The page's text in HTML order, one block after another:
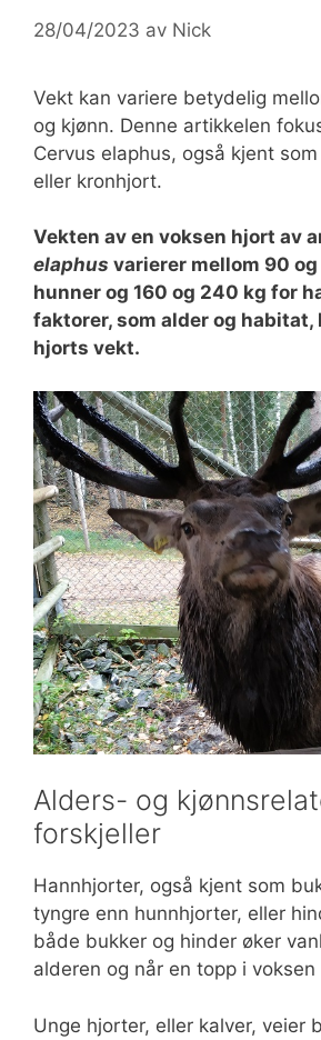
28/04/2023 av Nick
Vekt kan variere betydelig
og kjønn. Denne artikkelen
Cervus elaphus, også kjent
eller kronhjort.
Vekten av en voksen hjort av
elaphus varierer mellom 90
hunner og 160 og 240 kg for
faktorer, som alder og habitat,
hjorts vekt.
Alders- og
forskjeller
Hannhjorter, også kjent som
tyngre enn hunnhjorter, eller
både bukker og hinder øker
alderen og når en topp i voksen
Unge hjorter, eller kalver, veier